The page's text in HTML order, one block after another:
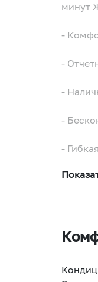
минут
-
-
-
-
-